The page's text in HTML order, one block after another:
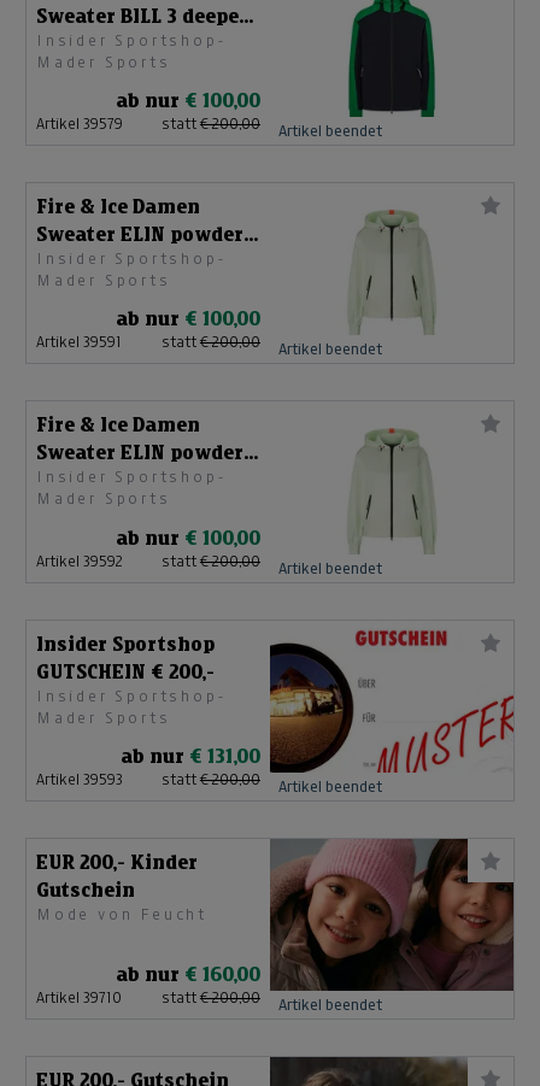
Sweater BILL 3 deepest
navy Gr. M
Insider Sportshop-
Mader Sports
ab nur € 100,00
Artikel 39579 statt € 200,00 Artikel beendet
Fire & Ice Damen
Sweater ELIN powder
mint Gr. M
Insider Sportshop-
Mader Sports
ab nur € 100,00
Artikel 39591 statt € 200,00 Artikel beendet
Fire & Ice Damen
Sweater ELIN powder
mint Gr. L
Insider Sportshop-
Mader Sports
ab nur € 100,00
Artikel 39592 statt € 200,00 Artikel beendet
Insider Sportshop
GUTSCHEIN € 200,-
Insider Sportshop-
Mader Sports
ab nur € 131,00
Artikel 39593 statt € 200,00 Artikel beendet
EUR 200,- Kinder
Gutschein
Mode von Feucht
ab nur € 160,00
Artikel 39710 statt € 200,00 Artikel beendet
EUR 200,- Gutschein